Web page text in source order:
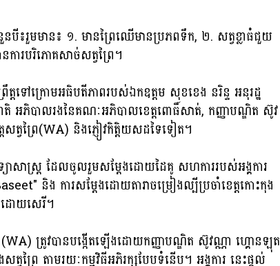
នបី៖រួមមាន៖ ១. មានព្រៃឈើមានប្រភពទឹក, ២. សត្វខ្លាធំជួយ
ការបរិភោគសាច់សត្វព្រៃ។
រឹត្តទៅក្រោមអធិបតីភាពរបស់ឯកឧត្តម សុខខេង នរិន្ទ អនុរដ្ឋ
អភិបាលរងនៃគណៈអភិបាលខេត្តពោធិ៍សាត់, កញ្ញាបណ្ឌិត ស៊ូវ
តសត្វព្រៃ(WA) និងភ្ញៀវកិត្តិយសដទៃទៀត។
ាសាស្ត្រ ដែលចូលរួមសម្តែងដោយដៃគូ សហការរបស់អង្គការ
និង ការសម្តែងដោយតារាចម្រៀងល្បីប្រចាំខេត្តកោះកុង
ដោយសេរី។
តិ (WA) ត្រូវបានបង្កើតឡើងដោយកញ្ញាបណ្ឌិត ស៊ូវណ្ណា ហ្គោនឡុត
ព្រៃ តាមរយៈកម្មវិធីអភិរក្សបែបទំនើប។ អង្គការ នេះផ្តល់